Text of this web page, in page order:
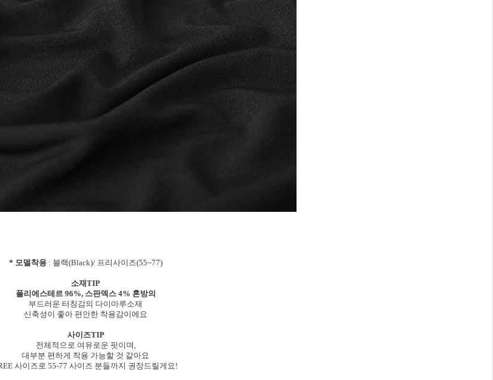
* 모델착용: 블랙(Black)/ 프리사이즈(55~77)
소재TIP
폴리에스테르 96%, 스판덱스 4% 혼방의
부드러운 터칭감의 다이마루소재
신축성이 좋아 편안한 착용감이에요
사이즈TIP
전체적으로 여유로운 핏이며,
대부분 편하게 착용 가능할 것 같아요
사이즈로 55-77 사이즈 분들까지 권장드릴게요!